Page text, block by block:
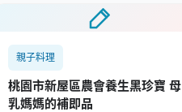
親子料理
桃園市新屋區農會養生黑珍寶 母
乳媽媽的補即品